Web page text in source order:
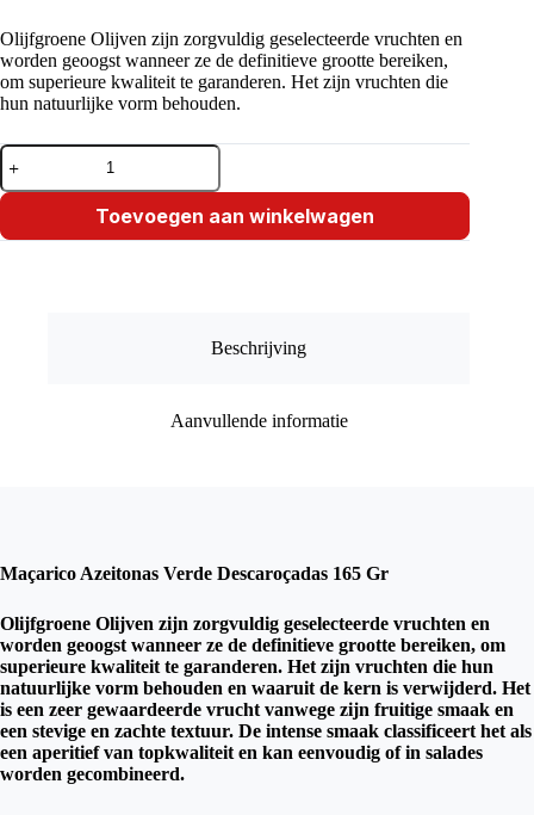
Olijfgroene Olijven zijn zorgvuldig geselecteerde vruchten en
worden geoogst wanneer ze de definitieve grootte bereiken,
om superieure kwaliteit te garanderen. Het zijn vruchten die
hun natuurlijke vorm behouden.
Maçarico
Azeitonas
Verde
Descaroçadas
165
Toevoegen aan winkelwagen
Beschrijving
Aanvullende informatie
Maçarico Azeitonas Verde Descaroçadas 165 Gr
Olijfgroene Olijven zijn zorgvuldig geselecteerde vruchten en
worden geoogst wanneer ze de definitieve grootte bereiken, om
superieure kwaliteit te garanderen. Het zijn vruchten die hun
natuurlijke vorm behouden en waaruit de kern is verwijderd. Het
is een zeer gewaardeerde vrucht vanwege zijn fruitige smaak en
een stevige en zachte textuur. De intense smaak classificeert het als
een aperitief van topkwaliteit en kan eenvoudig of in salades
worden gecombineerd.